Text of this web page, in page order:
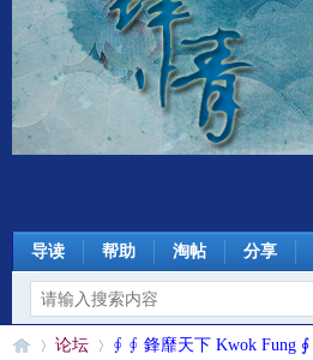
导读 帮助 淘帖 分享
论坛 ∮ ∮ 鋒靡天下 Kwok Fung ∮